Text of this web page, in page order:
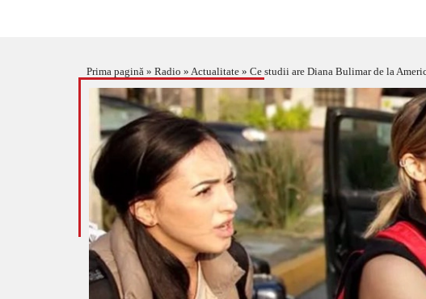
Prima pagină » Radio » Actualitate » Ce studii are Diana Bulimar de la